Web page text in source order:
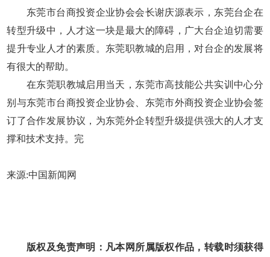
东莞市台商投资企业协会会长谢庆源表示，东莞台企在
转型升级中，人才这一块是最大的障碍，广大台企迫切需要
提升专业人才的素质。东莞职教城的启用，对台企的发展将
有很大的帮助。
在东莞职教城启用当天，东莞市高技能公共实训中心分
别与东莞市台商投资企业协会、东莞市外商投资企业协会签
订了合作发展协议，为东莞外企转型升级提供强大的人才支
撑和技术支持。完
来源:中国新闻网
版权及免责声明：凡本网所属版权作品，转载时须获得